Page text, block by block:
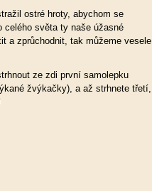
ostré hroty, abychom se
světa ty naše úžasné
a zprůchodnit, tak můžeme vesele
ze zdi první samolepku
žvýkačky), a až strhnete třetí,